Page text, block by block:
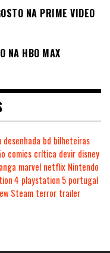
NA PRIME VIDEO
NA HBO MAX
desenhada bd bilheteiras
comics crítica devir disney
marvel netflix Nintendo
4 playstation 5 portugal
Steam terror trailer